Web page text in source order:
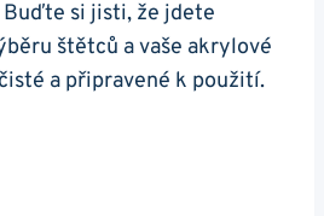
si jisti, že jdete‍
štětců a vaše ⁤akrylové
a připravené k použití.